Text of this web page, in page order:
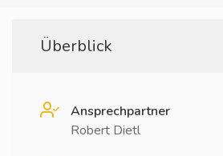
Überblick
Ansprechpartner
Robert Dietl